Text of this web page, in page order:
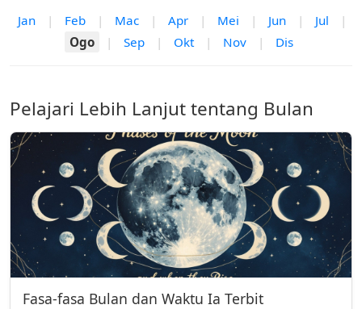
Jan | Feb | Mac | Apr | Mei | Jun | Jul
|
Ogo
| Sep | Okt | Nov | Dis
Pelajari Lebih Lanjut tentang Bulan
Fasa-fasa Bulan dan Waktu Ia Terbit